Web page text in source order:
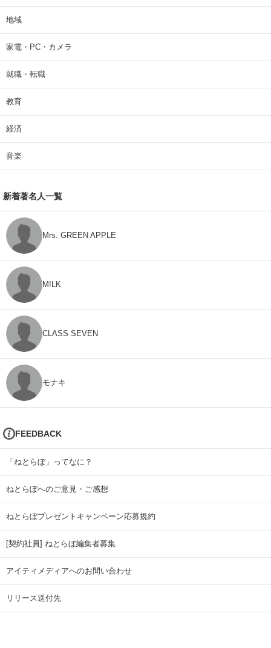
地域
家電・PC・カメラ
就職・転職
教育
経済
音楽
新着著名人一覧
Mrs. GREEN APPLE
M!LK
CLASS SEVEN
モナキ
FEEDBACK
「ねとらぼ」ってなに？
ねとらぼへのご意見・ご感想
ねとらぼプレゼントキャンペーン応募規約
[契約社員] ねとらぼ編集者募集
アイティメディアへのお問い合わせ
リリース送付先